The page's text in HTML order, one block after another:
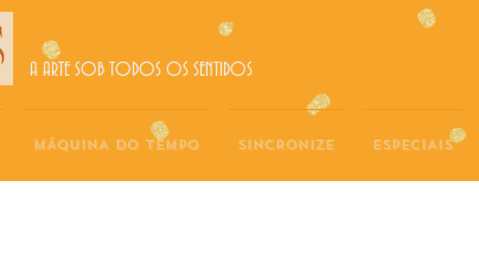
A ARTE SOB TODOS OS SENTIDOS
MÁQUINA DO TEMPO SINCRONIZE ESPECIAIS